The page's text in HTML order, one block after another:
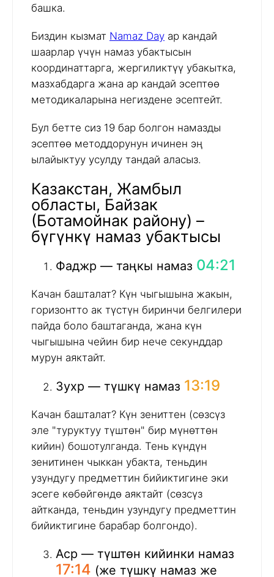
башка.
Биздин кызмат Namaz Day ар кандай
шаарлар үчүн намаз убактысын
координаттарга, жергиликтүү убакытка,
мазхабдарга жана ар кандай эсептөө
методикаларына негиздене эсептейт.
Бул бетте сиз 19 бар болгон намазды
эсептөө методдорунун ичинен эң
ылайыктуу усулду тандай аласыз.
Казакстан, Жамбыл
областы, Байзак
(Ботамойнак району) –
бүгүнкү намаз убактысы
Фаджр — таңкы намаз 04:21
Качан башталат? Күн чыгышына жакын,
горизонтто ак түстүн биринчи белгилери
пайда боло баштаганда, жана күн
чыгышына чейин бир нече секунддар
мурун аяктайт.
Зухр — түшкү намаз 13:19
Качан башталат? Күн зениттен (сөзсүз
эле "туруктуу түштөн" бир мүнөттөн
кийин) бошотулганда. Тень күндүн
зенитинен чыккан убакта, теньдин
узундугу предметтин бийиктигине эки
эсеге көбөйгөндө аяктайт (сөзсүз
айтканда, теньдин узундугу предметтин
бийиктигине барабар болгондо).
Аср — түштөн кийинки намаз
17:14 (же түшкү намаз же